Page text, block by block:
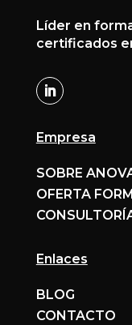
Líder en
certificados
Empresa
SOBRE
OFERTA
Enlaces
BLOG
CONTACTO